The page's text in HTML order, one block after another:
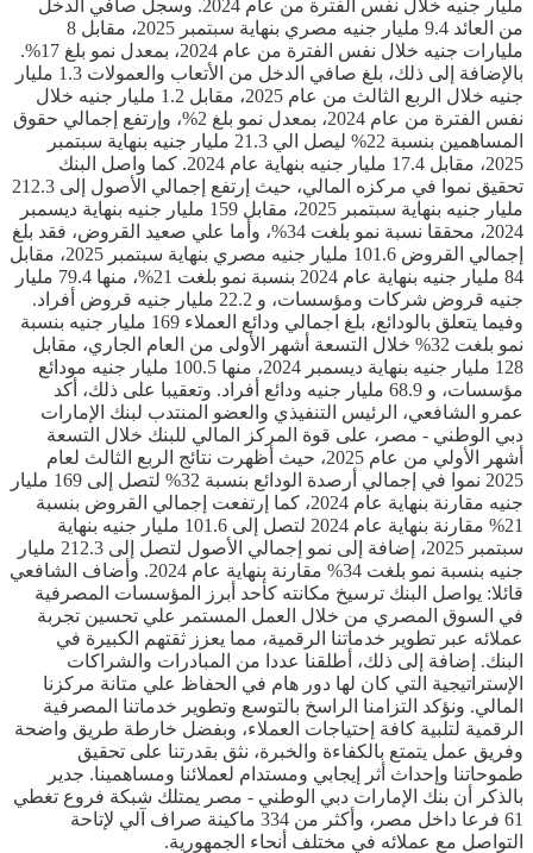
مليار جنيه خلال نفس الفترة من عام 2024. وسجل صافي الدخل
من العائد 9.4 مليار جنيه مصري بنهاية سبتمبر 2025، مقابل 8
مليارات جنيه خلال نفس الفترة من عام 2024، بمعدل نمو بلغ 17%.
بالإضافة إلى ذلك، بلغ صافي الدخل من الأتعاب والعمولات 1.3 مليار
جنيه خلال الربع الثالث من عام 2025، مقابل 1.2 مليار جنيه خلال
نفس الفترة من عام 2024، بمعدل نمو بلغ 2%، وإرتفع إجمالي حقوق
المساهمين بنسبة 22% ليصل الي 21.3 مليار جنيه بنهاية سبتمبر
2025، مقابل 17.4 مليار جنيه بنهاية عام 2024. كما واصل البنك
تحقيق نموا في مركزه المالي، حيث إرتفع إجمالي الأصول إلى 212.3
مليار جنيه بنهاية سبتمبر 2025، مقابل 159 مليار جنيه بنهاية ديسمبر
2024، محققا نسبة نمو بلغت 34%، وأما علي صعيد القروض، فقد بلغ
إجمالي القروض 101.6 مليار جنيه مصري بنهاية سبتمبر 2025، مقابل
84 مليار جنيه بنهاية عام 2024 بنسبة نمو بلغت 21%، منها 79.4 مليار
جنيه قروض شركات ومؤسسات، و 22.2 مليار جنيه قروض أفراد.
وفيما يتعلق بالودائع، بلغ اجمالي ودائع العملاء 169 مليار جنيه بنسبة
نمو بلغت 32% خلال التسعة أشهر الأولى من العام الجاري، مقابل
128 مليار جنيه بنهاية ديسمبر 2024، منها 100.5 مليار جنيه مودائع
مؤسسات، و 68.9 مليار جنيه ودائع أفراد. وتعقيبا على ذلك، أكد
عمرو الشافعي، الرئيس التنفيذي والعضو المنتدب لبنك الإمارات
دبي الوطني - مصر، على قوة المركز المالي للبنك خلال التسعة
أشهر الأولي من عام 2025، حيث أظهرت نتائج الربع الثالث لعام
2025 نموا في إجمالي أرصدة الودائع بنسبة 32% لتصل إلى 169 مليار
جنيه مقارنة بنهاية عام 2024، كما إرتفعت إجمالي القروض بنسبة
21% مقارنة بنهاية عام 2024 لتصل إلى 101.6 مليار جنيه بنهاية
سبتمبر 2025، إضافة إلى نمو إجمالي الأصول لتصل إلى 212.3 مليار
جنيه بنسبة نمو بلغت 34% مقارنة بنهاية عام 2024. وأضاف الشافعي
قائلا: يواصل البنك ترسيخ مكانته كأحد أبرز المؤسسات المصرفية
في السوق المصري من خلال العمل المستمر علي تحسين تجربة
عملائه عبر تطوير خدماتنا الرقمية، مما يعزز ثقتهم الكبيرة في
البنك. إضافة إلى ذلك، أطلقنا عددا من المبادرات والشراكات
الإستراتيجية التي كان لها دور هام في الحفاظ علي متانة مركزنا
المالي. ونؤكد التزامنا الراسخ بالتوسع وتطوير خدماتنا المصرفية
الرقمية لتلبية كافة إحتياجات العملاء، وبفضل خارطة طريق واضحة
وفريق عمل يتمتع بالكفاءة والخبرة، نثق بقدرتنا على تحقيق
طموحاتنا وإحداث أثر إيجابي ومستدام لعملائنا ومساهمينا. جدير
بالذكر أن بنك الإمارات دبي الوطني - مصر يمتلك شبكة فروع تغطي
61 فرعا داخل مصر، وأكثر من 334 ماكينة صراف آلي لإتاحة
التواصل مع عملائه في مختلف أنحاء الجمهورية.